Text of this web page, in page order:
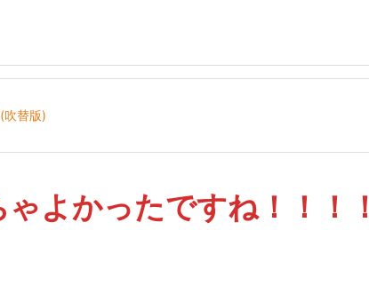
吹替版)
よかったですね！！！！